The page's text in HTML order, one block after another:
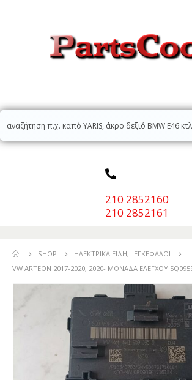
210 2852160
210 2852161
SHOP ΗΛΕΚΤΡΙΚΆ ΕΊΔΗ,
ΕΓΚΈΦΑΛΟΙ
VW ARTEON 2017-2020, 2020- ΜΟΝΑΔΑ ΕΛΕΓΧΟΥ